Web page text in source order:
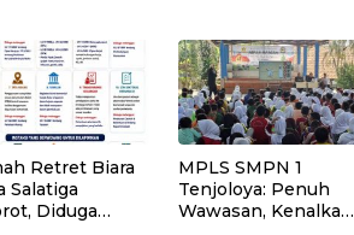
Retret Biara
Salatiga
Diduga
MPLS SMPN 1
Tenjoloya: Penuh
Wawasan, Kenalkan